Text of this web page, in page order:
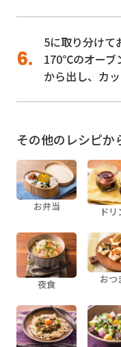
5に取り分けて
170℃のオーブ
から出し、カッ
その他のレシピか
お弁当 ドリ
夜食 おつ